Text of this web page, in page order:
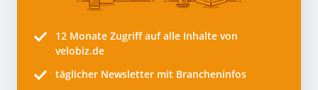
12 Monate Zugriff auf alle Inhalte von
velobiz.de
täglicher Newsletter mit Brancheninfos